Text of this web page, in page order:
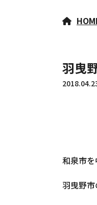
羽曳
和泉市
羽曳野